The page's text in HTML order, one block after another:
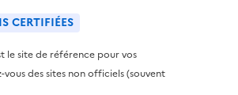
CERTIFIÉES
le site de référence pour vos
des sites non officiels (souvent